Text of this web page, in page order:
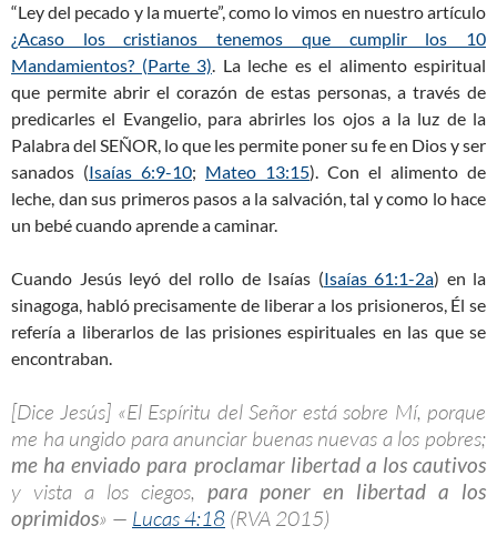
“Ley del pecado y la muerte”, como lo vimos en nuestro artículo
¿Acaso los cristianos tenemos que cumplir los 10
Mandamientos? (Parte 3). La leche es el alimento espiritual
que permite abrir el corazón de estas personas, a través de
predicarles el Evangelio, para abrirles los ojos a la luz de la
Palabra del SEÑOR, lo que les permite poner su fe en Dios y ser
sanados (Isaías 6:9-10; Mateo 13:15). Con el alimento de
leche, dan sus primeros pasos a la salvación, tal y como lo hace
un bebé cuando aprende a caminar.
Cuando Jesús leyó del rollo de Isaías (Isaías 61:1-2a) en la
sinagoga, habló precisamente de liberar a los prisioneros, Él se
refería a liberarlos de las prisiones espirituales en las que se
encontraban.
[Dice Jesús] «El Espíritu del Señor está sobre Mí, porque
me ha ungido para anunciar buenas nuevas a los pobres;
me ha enviado para proclamar libertad a los cautivos
y vista a los ciegos, para poner en libertad a los
oprimidos» — Lucas 4:18 (RVA 2015)